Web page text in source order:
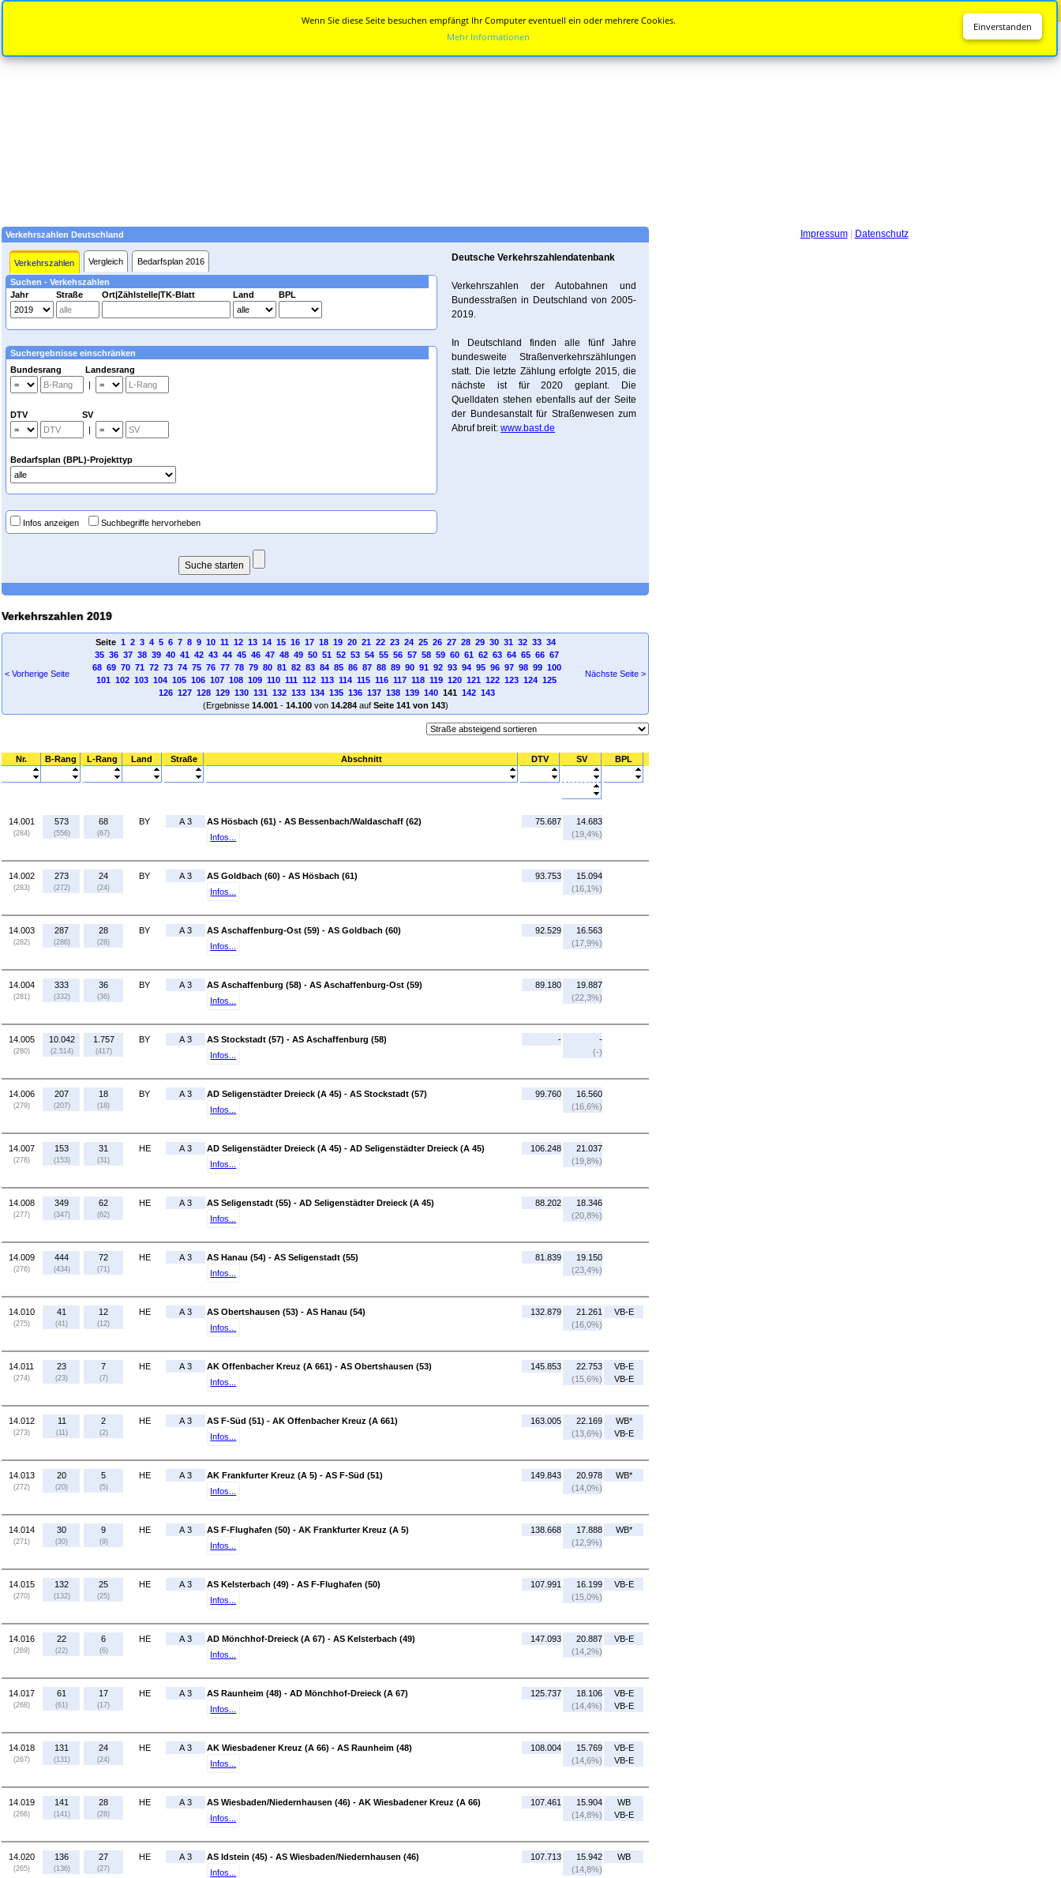
Verkehrszahlen Deutschland
Verkehrszahlen Vergleich Bedarfsplan 2016
Suchen - Verkehszahlen
Jahr
Straße Ort|Zählstelle|TK-Blatt Land BPL
Suchergebnisse einschränken
Bundesrang Landesrang
|
DTV SV
|
Bedarfsplan (BPL)-Projekttyp
Infos anzeigen Suchbegriffe hervorheben
Deutsche Verkehrszahlendatenbank
Verkehrszahlen der Autobahnen und
Bundesstraßen in Deutschland von 2005-
2019.
In Deutschland finden alle fünf Jahre
bundesweite Straßenverkehrszählungen
statt. Die letzte Zählung erfolgte 2015, die
nächste ist für 2020 geplant. Die
Quelldaten stehen ebenfalls auf der Seite
der Bundesanstalt für Straßenwesen zum
Abruf breit: www.bast.de
Verkehrszahlen 2019
< Vorherige Seite
Seite 1 2 3 4 5 6 7 8 9 10 11 12 13 14 15 16 17 18 19 20 21 22 23 24 25 26 27 28 29 30 31 32 33 34
35 36 37 38 39 40 41 42 43 44 45 46 47 48 49 50 51 52 53 54 55 56 57 58 59 60 61 62 63 64 65 66 67
68 69 70 71 72 73 74 75 76 77 78 79 80 81 82 83 84 85 86 87 88 89 90 91 92 93 94 95 96 97 98 99 100
101 102 103 104 105 106 107 108 109 110 111 112 113 114 115 116 117 118 119 120 121 122 123 124 125
126 127 128 129 130 131 132 133 134 135 136 137 138 139 140141 142 143
(Ergebnisse 14.001- 14.100von 14.284auf Seite 141 von 143)
Nächste Seite >
Nr. B-Rang L-Rang Land Straße Abschnitt DTV SV BPL
14.001
(284)
573
(556)
68
(67)
BY A 3
AS Hösbach (61) - AS Bessenbach/Waldaschaff (62)
Infos...
75.687
14.683
(19,4%)
14.002
(283)
273
(272)
24
(24)
BY A 3
AS Goldbach (60) - AS Hösbach (61)
Infos...
93.753
15.094
(16,1%)
14.003
(282)
287
(286)
28
(28)
BY A 3
AS Aschaffenburg-Ost (59) - AS Goldbach (60)
Infos...
92.529
16.563
(17,9%)
14.004
(281)
333
(332)
36
(36)
BY A 3
AS Aschaffenburg (58) - AS Aschaffenburg-Ost (59)
Infos...
89.180
19.887
(22,3%)
14.005
(280)
10.042
(2.514)
1.757
(417)
BY A 3
AS Stockstadt (57) - AS Aschaffenburg (58)
Infos...
-
-
(-)
14.006
(279)
207
(207)
18
(18)
BY A 3
AD Seligenstädter Dreieck (A 45) - AS Stockstadt (57)
Infos...
99.760
16.560
(16,6%)
14.007
(278)
153
(153)
31
(31)
HE A 3
AD Seligenstädter Dreieck (A 45) - AD Seligenstädter Dreieck (A 45)
Infos...
106.248
21.037
(19,8%)
14.008
(277)
349
(347)
62
(62)
HE A 3
AS Seligenstadt (55) - AD Seligenstädter Dreieck (A 45)
Infos...
88.202
18.346
(20,8%)
14.009
(276)
444
(434)
72
(71)
HE A 3
AS Hanau (54) - AS Seligenstadt (55)
Infos...
81.839
19.150
(23,4%)
14.010
(275)
41
(41)
12
(12)
HE A 3
AS Obertshausen (53) - AS Hanau (54)
Infos...
132.879
21.261
(16,0%)
VB-E
14.011
(274)
23
(23)
7
(7)
HE A 3
AK Offenbacher Kreuz (A 661) - AS Obertshausen (53)
Infos...
145.853
22.753
(15,6%)
VB-E
VB-E
14.012
(273)
11
(11)
2
(2)
HE A 3
AS F-Süd (51) - AK Offenbacher Kreuz (A 661)
Infos...
163.005
22.169
(13,6%)
WB*
VB-E
14.013
(272)
20
(20)
5
(5)
HE A 3
AK Frankfurter Kreuz (A 5) - AS F-Süd (51)
Infos...
149.843
20.978
(14,0%)
WB*
14.014
(271)
30
(30)
9
(9)
HE A 3
AS F-Flughafen (50) - AK Frankfurter Kreuz (A 5)
Infos...
138.668
17.888
(12,9%)
WB*
14.015
(270)
132
(132)
25
(25)
HE A 3
AS Kelsterbach (49) - AS F-Flughafen (50)
Infos...
107.991
16.199
(15,0%)
VB-E
14.016
(269)
22
(22)
6
(6)
HE A 3
AD Mönchhof-Dreieck (A 67) - AS Kelsterbach (49)
Infos...
147.093
20.887
(14,2%)
VB-E
14.017
(268)
61
(61)
17
(17)
HE A 3
AS Raunheim (48) - AD Mönchhof-Dreieck (A 67)
Infos...
125.737
18.106
(14,4%)
VB-E
VB-E
14.018
(267)
131
(131)
24
(24)
HE A 3
AK Wiesbadener Kreuz (A 66) - AS Raunheim (48)
Infos...
108.004
15.769
(14,6%)
VB-E
VB-E
14.019
(266)
141
(141)
28
(28)
HE A 3
AS Wiesbaden/Niedernhausen (46) - AK Wiesbadener Kreuz (A 66)
Infos...
107.461
15.904
(14,8%)
WB
VB-E
14.020
(265)
136
(136)
27
(27)
HE A 3
AS Idstein (45) - AS Wiesbaden/Niedernhausen (46)
Infos...
107.713
15.942
(14,8%)
WB
Impressum| Datenschutz
Einverstanden
Wenn Sie diese Seite besuchen empfängt Ihr Computer eventuell ein oder mehrere Cookies.
Mehr Informationen